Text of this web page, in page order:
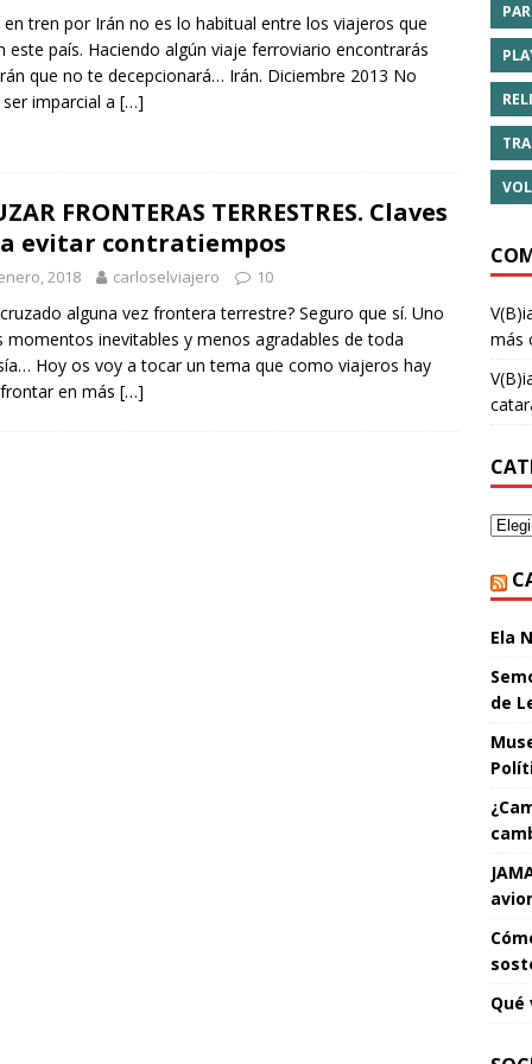
en tren por Irán no es lo habitual entre los viajeros que
este país. Haciendo algún viaje ferroviario encontrarás
que no te decepcionará… Irán. Diciembre 2013 No
imparcial a […]
FRONTERAS TERRESTRES. Claves
evitar contratiempos
2018 carloselviajero 10
alguna vez frontera terrestre? Seguro que sí. Uno
momentos inevitables y menos agradables de toda
Hoy os voy a tocar un tema que como viajeros hay
en más […]
más
Ela
de
Qué